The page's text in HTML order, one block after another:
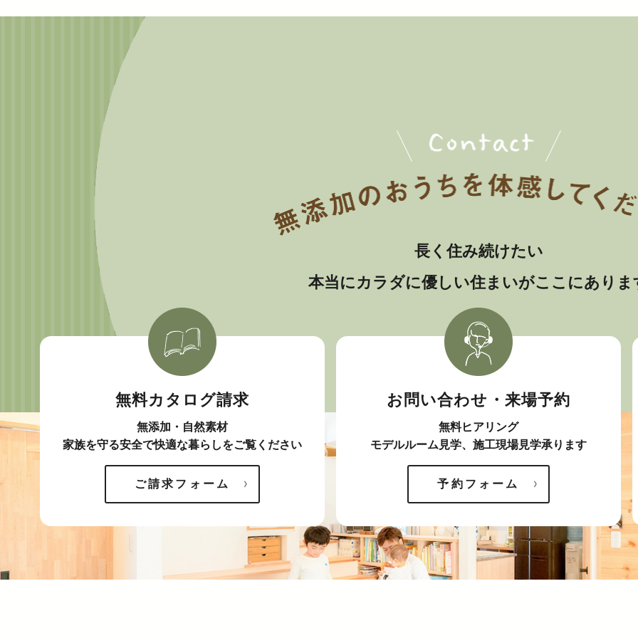
長く住み続けたい
本当にカラダに優しい住まいがここにありま
無料カタログ請求
無添加・自然素材
家族を守る安全で快適な暮らしをご覧ください
ご請求フォーム
お問い合わせ・来場予約
無料ヒアリング
モデルルーム見学、施工現場見学承ります
予約フォーム